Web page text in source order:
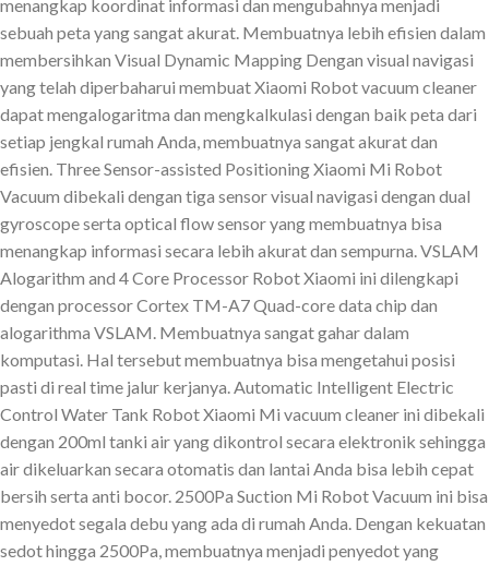
menangkap koordinat informasi dan mengubahnya menjadi
sebuah peta yang sangat akurat. Membuatnya lebih efisien dalam
membersihkan Visual Dynamic Mapping Dengan visual navigasi
yang telah diperbaharui membuat Xiaomi Robot vacuum cleaner
dapat mengalogaritma dan mengkalkulasi dengan baik peta dari
setiap jengkal rumah Anda, membuatnya sangat akurat dan
efisien. Three Sensor-assisted Positioning Xiaomi Mi Robot
Vacuum dibekali dengan tiga sensor visual navigasi dengan dual
gyroscope serta optical flow sensor yang membuatnya bisa
menangkap informasi secara lebih akurat dan sempurna. VSLAM
Alogarithm and 4 Core Processor Robot Xiaomi ini dilengkapi
dengan processor Cortex TM-A7 Quad-core data chip dan
alogarithma VSLAM. Membuatnya sangat gahar dalam
komputasi. Hal tersebut membuatnya bisa mengetahui posisi
pasti di real time jalur kerjanya. Automatic Intelligent Electric
Control Water Tank Robot Xiaomi Mi vacuum cleaner ini dibekali
dengan 200ml tanki air yang dikontrol secara elektronik sehingga
air dikeluarkan secara otomatis dan lantai Anda bisa lebih cepat
bersih serta anti bocor. 2500Pa Suction Mi Robot Vacuum ini bisa
menyedot segala debu yang ada di rumah Anda. Dengan kekuatan
sedot hingga 2500Pa, membuatnya menjadi penyedot yang